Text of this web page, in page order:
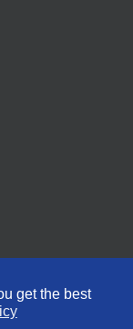
get the best